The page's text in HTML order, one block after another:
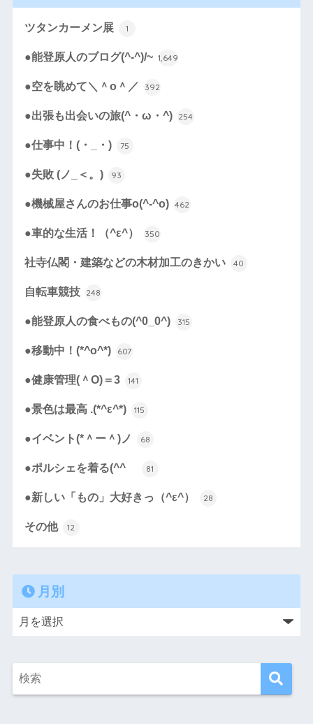
ツタンカーメン展 1
●能登原人のブログ(^-^)/~ 1,649
●空を眺めて＼＾o＾／ 392
●出張も出会いの旅(^・ω・^) 254
●仕事中！(・_・) 75
●失敗 (ノ_＜。) 93
●機械屋さんのお仕事o(^-^o) 462
●車的な生活！（^ε^） 350
社寺仏閣・建築などの木材加工のきかい 40
自転車競技 248
●能登原人の食べもの(^0_0^) 315
●移動中！(*^o^*) 607
●健康管理(＾O)＝3 141
●景色は最高 .(*^ε^*) 115
●イベント(*＾ー＾)ノ 68
●ポルシェを着る(^^ゞ 81
●新しい「もの」大好きっ（^ε^） 28
その他 12
月別